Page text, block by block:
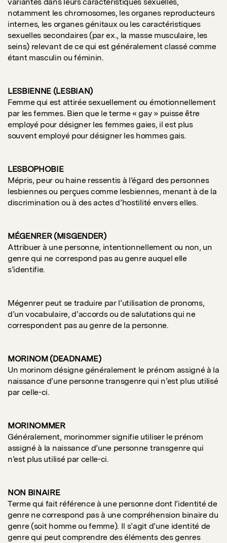
notamment les chromosomes, les organes reproducteurs
internes, les organes génitaux ou les caractéristiques
sexuelles secondaires (par ex., la masse musculaire, les
seins) relevant de ce qui est généralement classé comme
étant masculin ou féminin.
LESBIENNE (LESBIAN)
Femme qui est attirée sexuellement ou émotionnellement
par les femmes. Bien que le terme « gay » puisse être
employé pour désigner les femmes gaies, il est plus
souvent employé pour désigner les hommes gais.
LESBOPHOBIE
Mépris, peur ou haine ressentis à l’égard des personnes
lesbiennes ou perçues comme lesbiennes, menant à de la
discrimination ou à des actes d’hostilité envers elles.
MÉGENRER (MISGENDER)
Attribuer à une personne, intentionnellement ou non, un
genre qui ne correspond pas au genre auquel elle
s’identifie.
Mégenrer peut se traduire par l’utilisation de pronoms,
d’un vocabulaire, d’accords ou de salutations qui ne
correspondent pas au genre de la personne.
MORINOM (DEADNAME)
Un morinom désigne généralement le prénom assigné à la
naissance d’une personne transgenre qui n’est plus utilisé
par celle-ci.
MORINOMMER
Généralement, morinommer signifie utiliser le prénom
assigné à la naissance d’une personne transgenre qui
n’est plus utilisé par celle-ci.
NON BINAIRE
Terme qui fait référence à une personne dont l’identité de
genre ne correspond pas à une compréhension binaire du
genre (soit homme ou femme). Il s’agit d’une identité de
genre qui peut comprendre des éléments des genres